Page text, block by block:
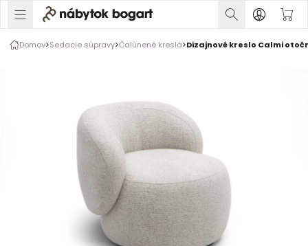
Domov Sedacie súpravy Čalúnené kreslá Dizajnové kreslo Calmi